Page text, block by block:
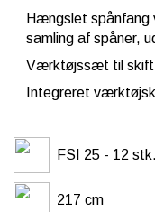
Hængslet
samling af spåner,
Værktøjssæt til skift
Integreret
FSI 25 - 12 stk.
217 cm